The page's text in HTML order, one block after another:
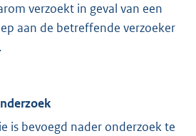
verzoekt in geval van een
aan de betreffende verzoeker
is bevoegd nader onderzoek te